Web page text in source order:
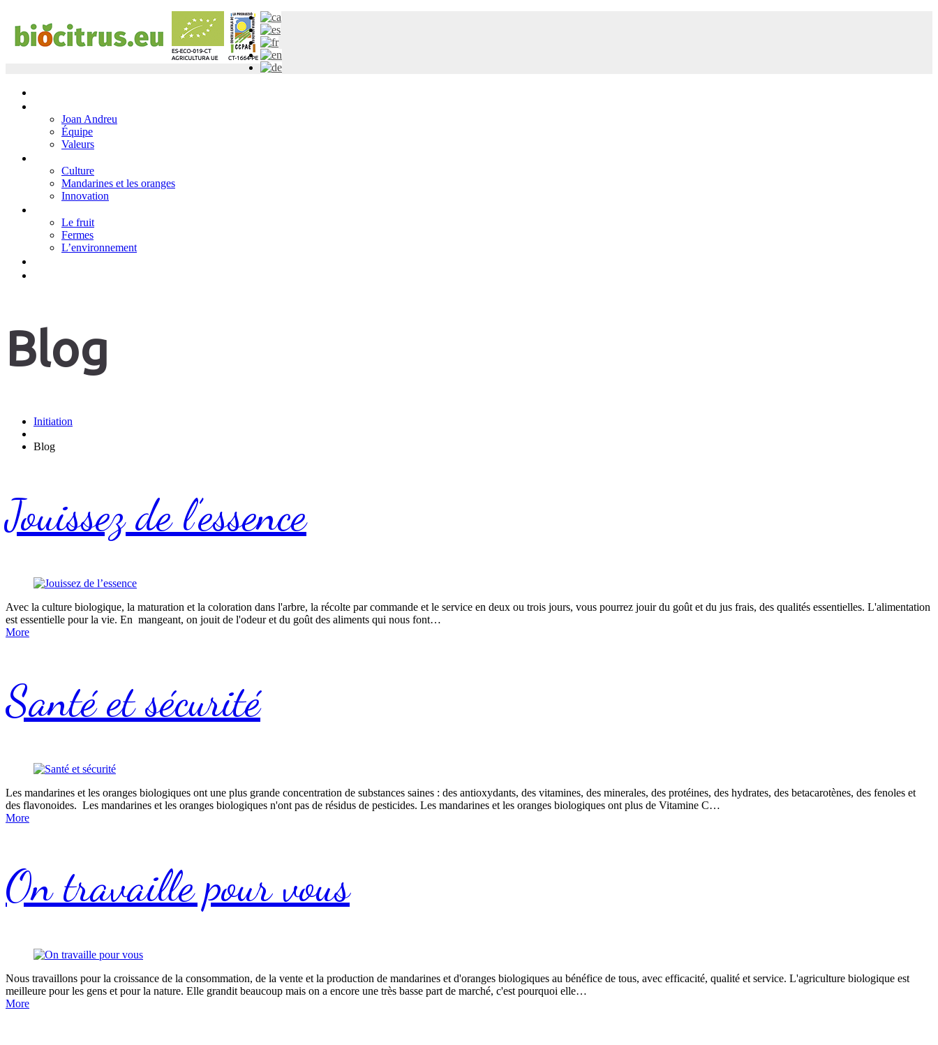
Joan Andreu
Équipe
Valeurs
Culture
Mandarines et les oranges
Innovation
Le fruit
Fermes
L’environnement
Blog
Initiation
Blog
Jouissez de l’essence
Avec la culture biologique, la maturation et la coloration dans l'arbre, la récolte par commande et le service en deux ou trois jours, vous pourrez jouir du goût et du jus frais, des qualités essentielles. L'alimentation
est essentielle pour la vie. En mangeant, on jouit de l'odeur et du goût des aliments qui nous font…
More
Santé et sécurité
Les mandarines et les oranges biologiques ont une plus grande concentration de substances saines : des antioxydants, des vitamines, des minerales, des protéines, des hydrates, des betacarotènes, des fenoles et
des flavonoides. Les mandarines et les oranges biologiques n'ont pas de résidus de pesticides. Les mandarines et les oranges biologiques ont plus de Vitamine C…
More
On travaille pour vous
Nous travaillons pour la croissance de la consommation, de la vente et la production de mandarines et d'oranges biologiques au bénéfice de tous, avec efficacité, qualité et service. L'agriculture biologique est
meilleure pour les gens et pour la nature. Elle grandit beaucoup mais on a encore une très basse part de marché, c'est pourquoi elle…
More